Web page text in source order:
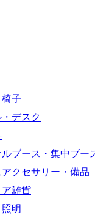
子
デスク
ブース・集中ブー
クセサリー・備品
雑貨
明
できます